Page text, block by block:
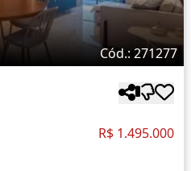
Cód.: 271277
R$ 1.495.000